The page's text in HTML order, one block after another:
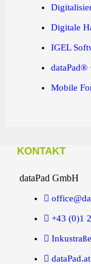
Digitale
IGEL
dataPad®
Mobile
KONTAKT
dataPad GmbH
+43 (0)1
dataPad.at